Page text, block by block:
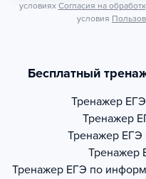
условиях Согласия на
условия
Бесплатный
Тренажер
Тренажер
Тренажер ЕГЭ
Тренажер
Тренажер ЕГЭ по